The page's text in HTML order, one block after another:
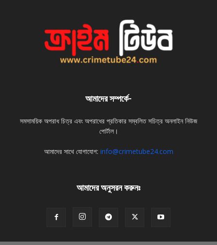
আমাদের সম্পর্কে-
সমসাময়িক অপরাধ চিত্র এবং অপরাধের প্রতিকার সম্বলিত সচিত্র অনলাইন নিউজ
পোর্টাল।
আমাদের সাথে যোগাযোগ: info@crimetube24.com
আমাদের অনুসরন করুনঃ